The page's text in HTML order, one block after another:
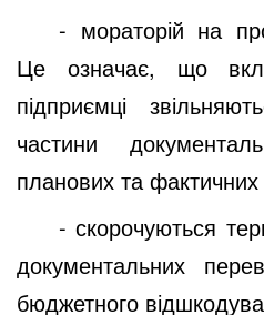
- мораторій на
Це означає, що
підприємці
частини
планових та фактичних
- скорочуються
документальних
бюджетного